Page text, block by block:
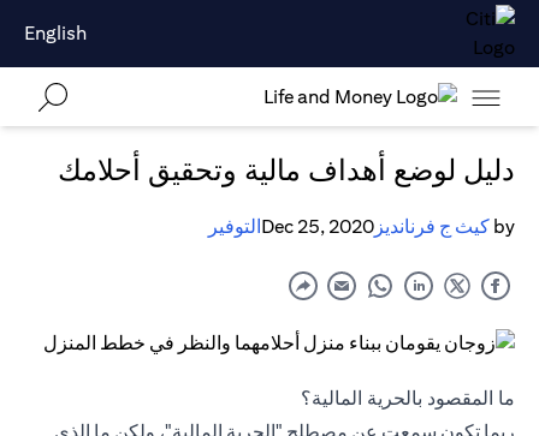
English
دليل لوضع أهداف مالية وتحقيق أحلامك
by كيث ج فرنانديز Dec 25, 2020التوفير
ما المقصود بالحرية المالية؟